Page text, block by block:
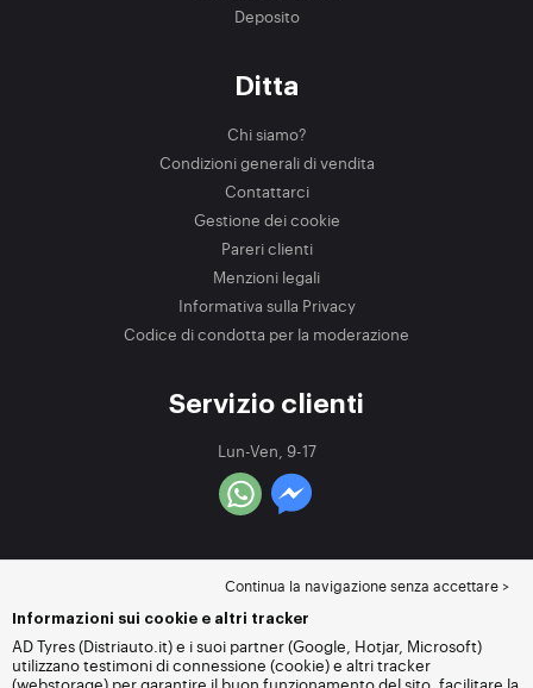
Deposito
Ditta
Chi siamo?
Condizioni generali di vendita
Contattarci
Gestione dei cookie
Pareri clienti
Menzioni legali
Informativa sulla Privacy
Codice di condotta per la moderazione
Servizio clienti
Lun-Ven, 9-17
Continua la navigazione senza accettare >
Informazioni sui cookie e altri tracker
AD Tyres (Distriauto.it) e i suoi partner (Google, Hotjar, Microsoft)
utilizzano testimoni di connessione (cookie) e altri tracker
(webstorage) per garantire il buon funzionamento del sito, facilitare la